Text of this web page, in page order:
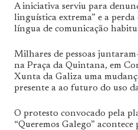
A iniciativa serviu para
linguística extrema” e a perda
língua de comunicação
Milhares de pessoas
na Praça da Quintana, em
Xunta da Galiza uma
presente a ao futuro do uso
O protesto convocado pela
“Queremos Galego” acontece